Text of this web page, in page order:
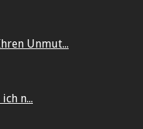
Unmut...
n...